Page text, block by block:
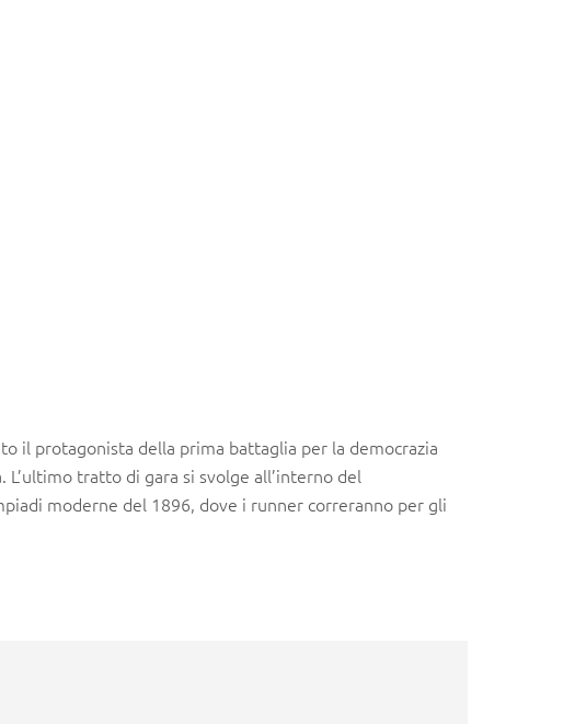
il protagonista della prima battaglia per la democrazia
tratto di gara si svolge all’interno del
moderne del 1896, dove i runner correranno per gli